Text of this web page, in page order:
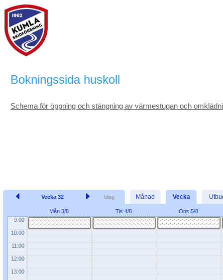
Bokningssida huskoll
Schema för öppning och stängning av värmestugan och
Vecka 32 Idag Månad Vecka
Mån 3/8 Tis 4/8
Ons 5/8
9:00
10:00
11:00
12:00
13:00